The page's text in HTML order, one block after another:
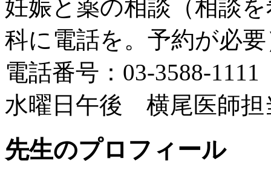
妊娠と薬の相談（相談
科に電話を。予約が必
電話番号：03-3588-
水曜日午後 横尾医師担
先生のプロフィール